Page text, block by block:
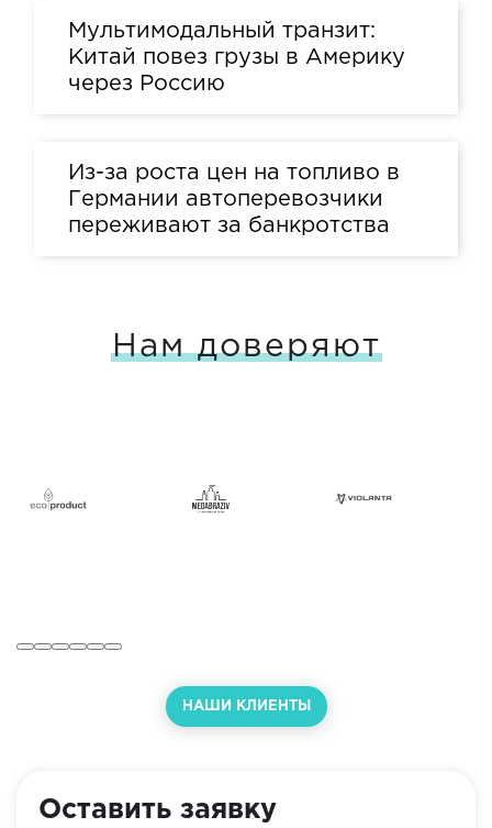
Мультимодальный транзит:
Китай повез грузы в Америку
через Россию
Из-за роста цен на топливо в
Германии автоперевозчики
переживают за банкротства
Нам доверяют
НАШИ КЛИЕНТЫ
Оставить заявку